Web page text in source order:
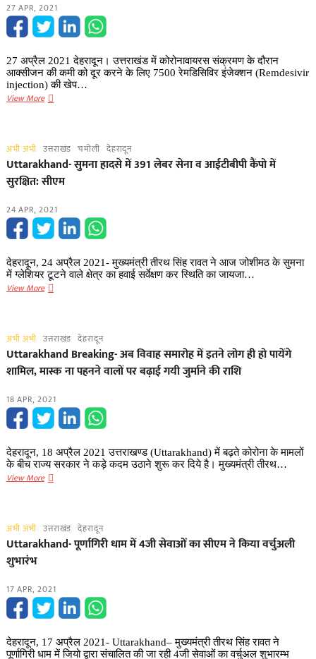
डयूटी
से
मुक्त
जाए,
राजकीय
शिक्षक
संघ
मांगों
को
लेकर
को
भेजा
पत्र
27 APR, 2021
27 अप्रैल 2021 देहरादून। उत्तराखंड में कोरोनावायरस संक्रमण के दौरान
आक्सीजन की कमी को दूर करने के लिए 7500 रेमडिसिविर इंजेक्शन (Remdesivir
injection) की खेप…
View Moreअच्छी
रेमडिसिविर
(Remdesivir
injection)
की
खेप
अभी अभी उत्तराखंड चमोली देहरादून
Uttarakhand- सुमना हादसे में 391 लेबर सेना व आईटीबीपी कैंपो में
सुरक्षित: सीएम
24 APR, 2021
देहरादून, 24 अप्रैल 2021- मुख्यमंत्री तीरथ सिंह रावत ने आज जोशीमठ के सुमना
में ग्लेशियर टूटने वाले क्षेत्र का हवाई सर्वेक्षण कर स्थिति का जायजा…
View MoreUttarakhand-
391
लेबर
सेना
आईटीबीपी
कैंपो
में
सीएम
अभी अभी उत्तराखंड देहरादून
Uttarakhand Breaking- अब विवाह समारोह में इतने लोग ही हो पायेंगे
शामिल, मास्क ना पहनने वालों पर बढ़ाई गयी जुर्माने की राशि
18 APR, 2021
देहरादून, 18 अप्रैल 2021 उत्तराखण्ड (Uttarakhand) में बढ़ते कोरोना के मामलों
के बीच राज्य सरकार ने कड़े कदम उठाने शुरू कर दिये है। मुख्यमंत्री तीरथ…
View MoreUttarakhand
समारोह
में
ही
हो
पायेंगे
मास्क
अभी अभी उत्तराखंड देहरादून
Uttarakhand- पूर्णागिरी धाम में 4जी सेवाओं का सीएम ने किया वर्चुअली
शुभारंभ
17 APR, 2021
देहरादून, 17 अप्रैल 2021- Uttarakhand– मुख्यमंत्री तीरथ सिंह रावत ने
पूर्णागिरी धाम में जियो द्वारा संचालित की जा रही 4जी सेवाओं का वर्चुअल शुभारम्भ